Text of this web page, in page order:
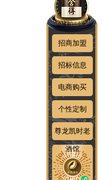
招商加盟
招标信息
电商购买
个性定制
尊龙凯时老
酒馆